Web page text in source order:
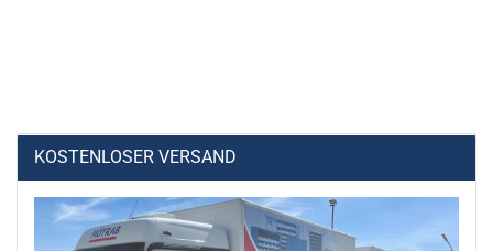
KOSTENLOSER VERSAND